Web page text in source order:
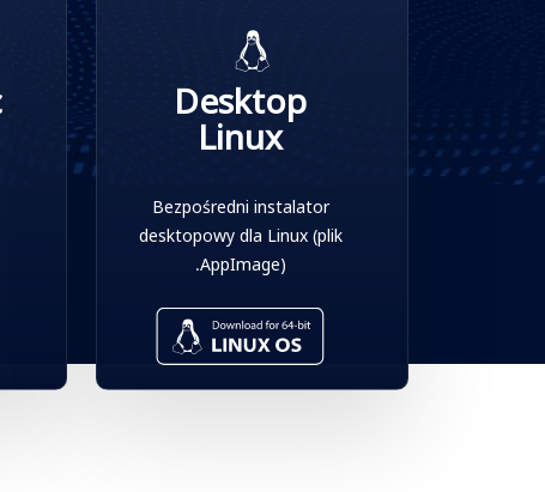
Desktop
Linux
Bezpośredni instalator
desktopowy dla Linux (plik
.AppImage)